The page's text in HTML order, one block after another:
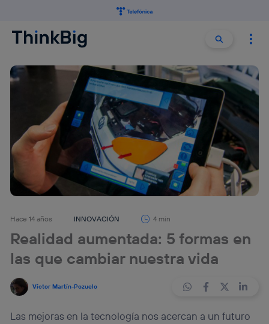
Buscar
Hace 14 años INNOVACIÓN 4 min
Realidad aumentada: 5 formas en
las que cambiar nuestra vida
Víctor Martín-Pozuelo
Las mejoras en la tecnología nos acercan a un futuro